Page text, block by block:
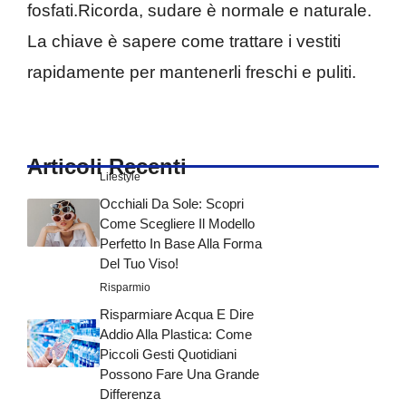
fosfati.Ricorda, sudare è normale e naturale.
La chiave è sapere come trattare i vestiti
rapidamente per mantenerli freschi e puliti.
Articoli Recenti
Lifestyle
Occhiali Da Sole: Scopri
Come Scegliere Il Modello
Perfetto In Base Alla Forma
Del Tuo Viso!
Risparmio
Risparmiare Acqua E Dire
Addio Alla Plastica: Come
Piccoli Gesti Quotidiani
Possono Fare Una Grande
Differenza